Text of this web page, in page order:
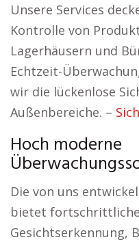
Unsere Services
Kontrolle von
Lagerhäusern und
Echtzeit-
wir die lückenlose
Außenbereiche. –
Hoch moderne
Die von uns
bietet
Gesichtserkennung,